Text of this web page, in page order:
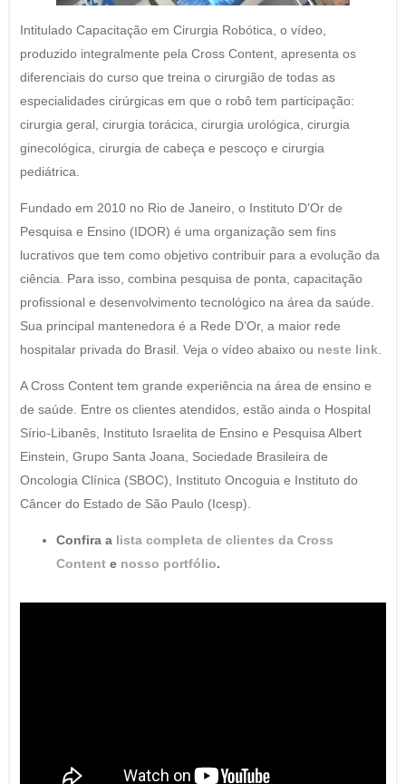
Intitulado Capacitação em Cirurgia Robótica, o vídeo,
produzido integralmente pela Cross Content, apresenta os
diferenciais do curso que treina o cirurgião de todas as
especialidades cirúrgicas em que o robô tem participação:
cirurgia geral, cirurgia torácica, cirurgia urológica, cirurgia
ginecológica, cirurgia de cabeça e pescoço e cirurgia
pediátrica.
Fundado em 2010 no Rio de Janeiro, o Instituto D’Or de
Pesquisa e Ensino (IDOR) é uma organização sem fins
lucrativos que tem como objetivo contribuir para a evolução da
ciência. Para isso, combina pesquisa de ponta, capacitação
profissional e desenvolvimento tecnológico na área da saúde.
Sua principal mantenedora é a Rede D’Or, a maior rede
hospitalar privada do Brasil. Veja o vídeo abaixo ou neste link
A Cross Content tem grande experiência na área de ensino e
de saúde. Entre os clientes atendidos, estão ainda o Hospital
Sírio-Libanês, Instituto Israelita de Ensino e Pesquisa Albert
Einstein, Grupo Santa Joana, Sociedade Brasileira de
Oncologia Clínica (SBOC), Instituto Oncoguia e Instituto do
Câncer do Estado de São Paulo (Icesp).
Confira a lista completa de clientes da Cross
Contente nosso portfólio.